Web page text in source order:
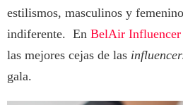
estilismos, masculinos y
indiferente. En BelAir Influencer
las mejores cejas de las
gala.